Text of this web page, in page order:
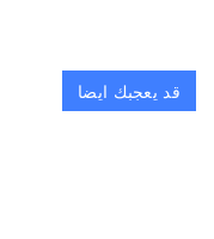
قد يعجبك ايضا